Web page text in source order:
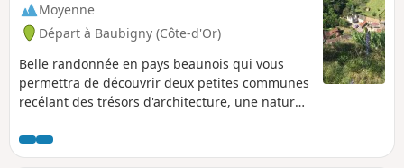
Moyenne
Départ à Baubigny (Côte-d'Or)
Belle randonnée en pays beaunois qui vous
permettra de découvrir deux petites communes
recélant des trésors d'architecture, une nature
touche d'histoire du patrimoine local.